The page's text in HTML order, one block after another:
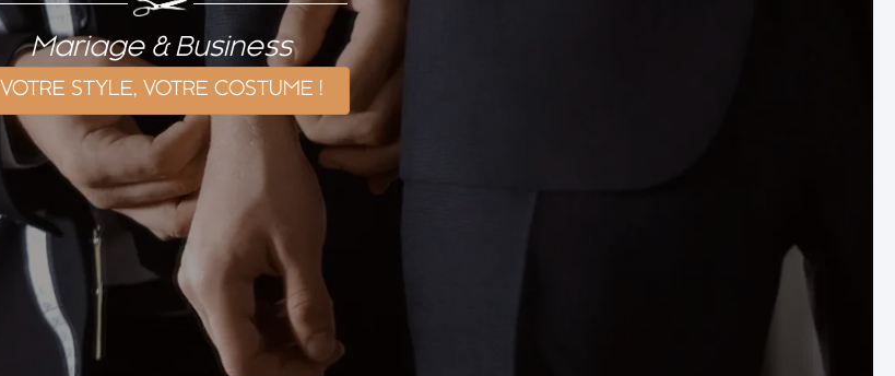
Mariage & Business
VOTRE STYLE, VOTRE COSTUME !